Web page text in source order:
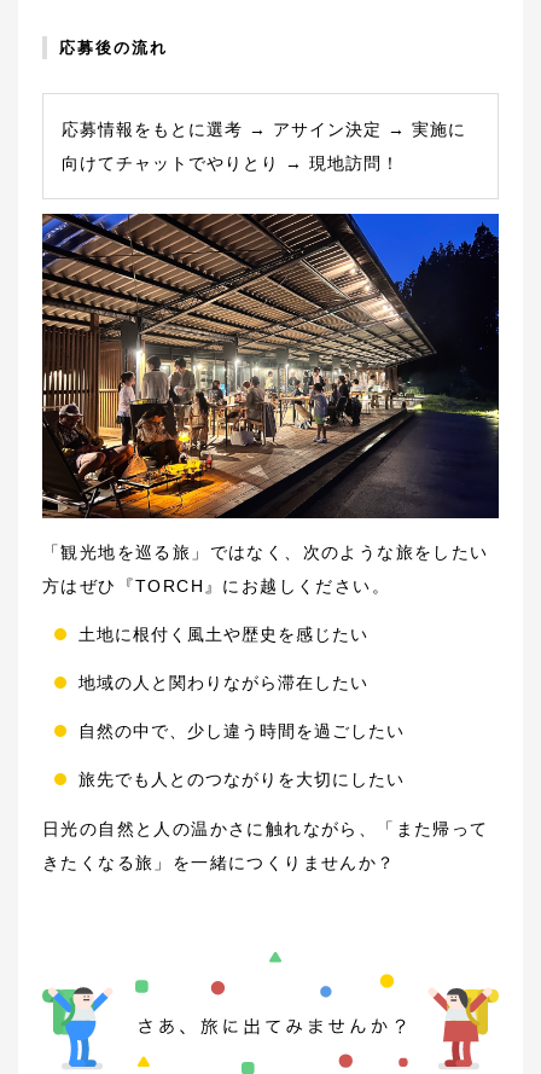
応募後の流れ
応募情報をもとに選考 → アサイン決定 → 実施に
向けてチャットでやりとり → 現地訪問！
「観光地を巡る旅」ではなく、次のような旅をしたい
方はぜひ『TORCH』にお越しください。
土地に根付く風土や歴史を感じたい
地域の人と関わりながら滞在したい
自然の中で、少し違う時間を過ごしたい
旅先でも人とのつながりを大切にしたい
日光の自然と人の温かさに触れながら、「また帰って
きたくなる旅」を一緒につくりませんか？